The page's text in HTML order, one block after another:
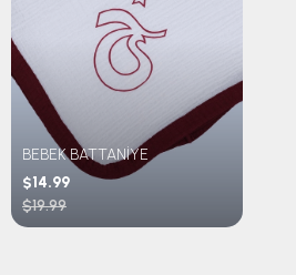
BEBEK BATTANİYE
$14.99
$19.99